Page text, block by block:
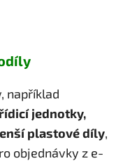
například
jednotky,
plastové díly,
objednávky z e-